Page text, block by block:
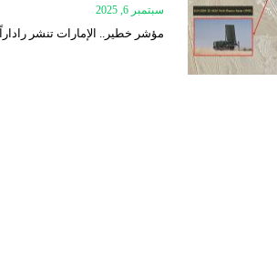
سبتمبر 6, 2025
مؤشر خطير.. الإمارات تنشر